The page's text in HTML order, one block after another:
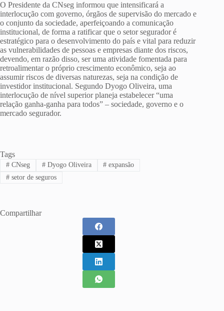
O Presidente da CNseg informou que intensificará a
interlocução com governo, órgãos de supervisão do mercado e
o conjunto da sociedade, aperfeiçoando a comunicação
institucional, de forma a ratificar que o setor segurador é
estratégico para o desenvolvimento do país e vital para reduzir
as vulnerabilidades de pessoas e empresas diante dos riscos,
devendo, em razão disso, ser uma atividade fomentada para
retroalimentar o próprio crescimento econômico, seja ao
assumir riscos de diversas naturezas, seja na condição de
investidor institucional. Segundo Dyogo Oliveira, uma
interlocução de nível superior planeja estabelecer “uma
relação ganha-ganha para todos” – sociedade, governo e o
mercado segurador.
Tags
#CNseg #Dyogo Oliveira # expansão
#setor de seguros
Compartilhar